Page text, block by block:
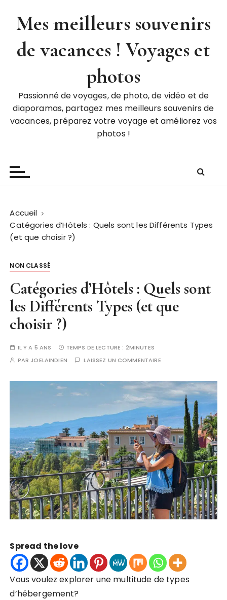
Mes meilleurs souvenirs
de vacances ! Voyages et
photos
Passionné de voyages, de photo, de vidéo et de
diaporamas, partagez mes meilleurs souvenirs de
vacances, préparez votre voyage et améliorez vos
photos !
Accueil
Catégories d’Hôtels : Quels sont les Différents Types
(et que choisir ?)
NON CLASSÉ
Catégories d’Hôtels : Quels sont
les Différents Types (et que
choisir ?)
IL Y A 5 ANS TEMPS DE LECTURE : 2MINUTES
PAR JOELAINDIEN LAISSEZ UN COMMENTAIRE
Spread the love
Vous voulez explorer une multitude de types
d’hébergement?